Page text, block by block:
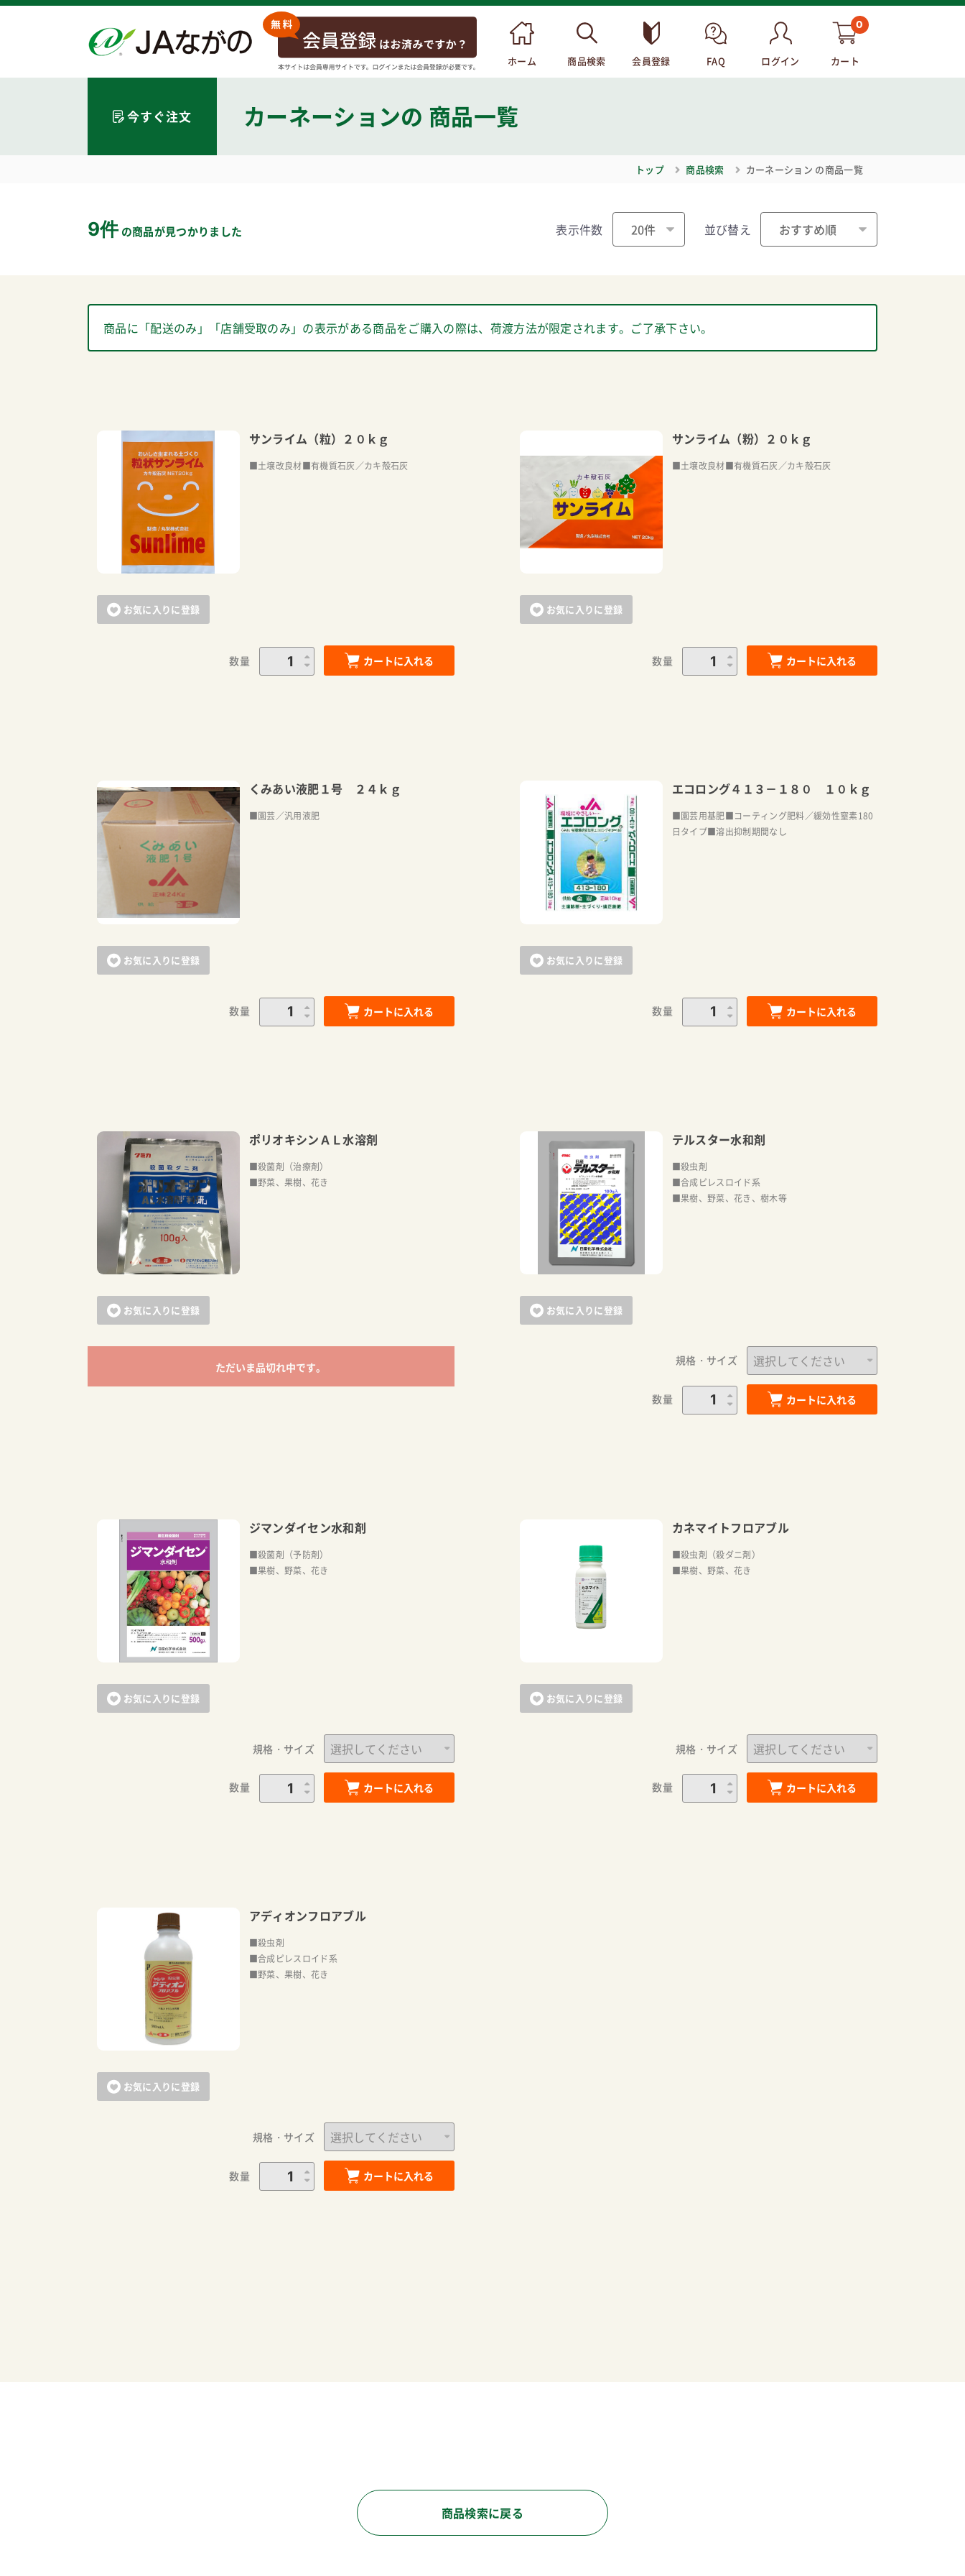
ホーム 商品検索 会員登録 FAQ ログイン
0
カート
今すぐ注文 カーネーションの 商品一覧
トップ 商品検索 カーネーション の商品一覧
9件 の商品が見つかりました 表示件数 並び替え
商品に「配送のみ」「店舗受取のみ」の表示がある商品をご購入の際は、荷渡方法が限定されます。ご了承下さい。
お気に入りに登録
サンライム（粒）２０ｋｇ
■土壌改良材■有機質石灰／カキ殻石灰
数量 カートに入れる
お気に入りに登録
サンライム（粉）２０ｋｇ
■土壌改良材■有機質石灰／カキ殻石灰
数量 カートに入れる
お気に入りに登録
くみあい液肥１号 ２４ｋｇ
■園芸／汎用液肥
数量 カートに入れる
お気に入りに登録
エコロング４１３－１８０ １０ｋｇ
■園芸用基肥■コーティング肥料／緩効性窒素180
日タイプ■溶出抑制期間なし
数量 カートに入れる
お気に入りに登録
ポリオキシンＡＬ水溶剤
■殺菌剤（治療剤）
■野菜、果樹、花き
ただいま品切れ中です。
お気に入りに登録
テルスター水和剤
■殺虫剤
■合成ピレスロイド系
■果樹、野菜、花き、樹木等
規格・サイズ
数量 カートに入れる
お気に入りに登録
ジマンダイセン水和剤
■殺菌剤（予防剤）
■果樹、野菜、花き
規格・サイズ
数量 カートに入れる
お気に入りに登録
カネマイトフロアブル
■殺虫剤（殺ダニ剤）
■果樹、野菜、花き
規格・サイズ
数量 カートに入れる
お気に入りに登録
アディオンフロアブル
■殺虫剤
■合成ピレスロイド系
■野菜、果樹、花き
規格・サイズ
数量 カートに入れる
商品検索に戻る